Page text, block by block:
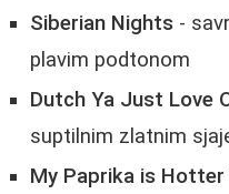
Siberian Nights -
plavim podtonom
Dutch Ya Just Love
suptilnim zlatnim
My Paprika is Hotter